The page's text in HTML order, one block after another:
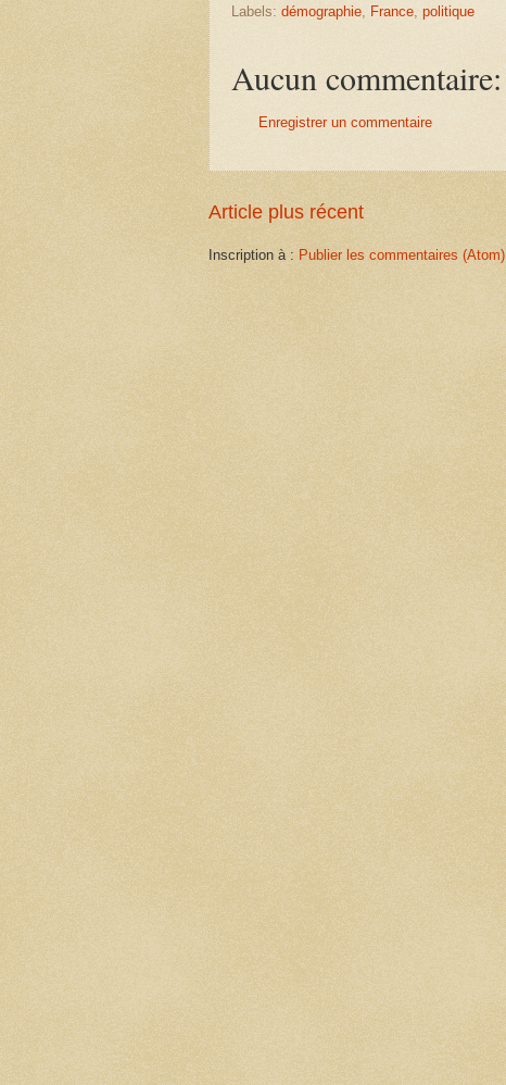
Labels: démographie, France, politique
Aucun commentaire:
Enregistrer un commentaire
Article plus récent
Inscription à : Publier les commentaires (Atom)